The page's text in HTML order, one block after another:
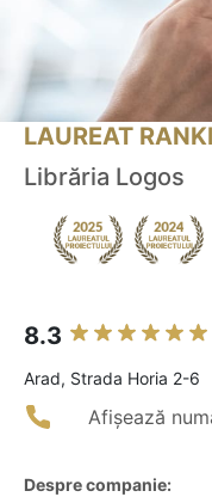
LAUREAT
Librăria Logos
8.3
Arad, Strada Horia 2-6
Afișează
Despre companie: